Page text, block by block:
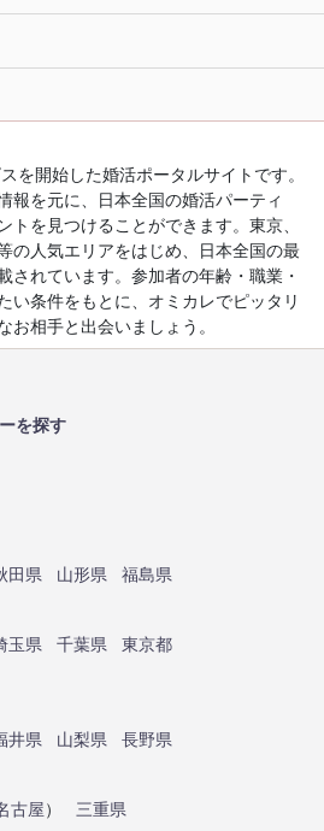
を開始した婚活ポータルサイトです。
報を元に、日本全国の婚活パーティ
トを見つけることができます。東京、
の人気エリアをはじめ、日本全国の最
されています。参加者の年齢・職業・
い条件をもとに、オミカレでピッタリ
お相手と出会いましょう。
を探す
田県 山形県
福島県
玉県 千葉県
東京都
井県 山梨県
長野県
古屋）
三重県